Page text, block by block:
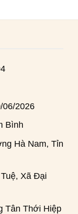
06/2026
Bình
Hà Nam, Tỉnh
Xã Đại
Tân Thới Hiệp